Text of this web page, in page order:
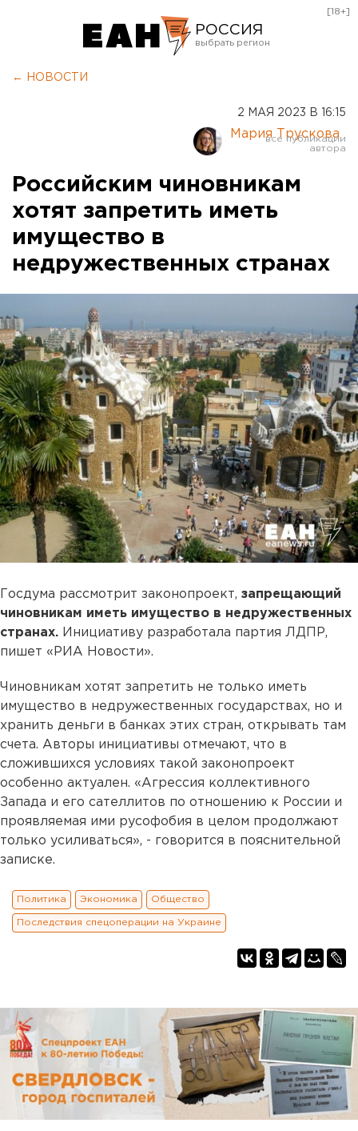
РОССИЯ
Курган
Оренбург
[18+]
← НОВОСТИ
2 МАЯ 2023 В 16:15
Мария Трускова
Российским чиновникам
хотят запретить иметь
имущество в
недружественных странах
Госдума рассмотрит законопроект, запрещающий
чиновникам иметь имущество в недружественных
странах. Инициативу разработала партия ЛДПР,
пишет «РИА Новости».
Чиновникам хотят запретить не только иметь
имущество в недружественных государствах, но и
хранить деньги в банках этих стран, открывать там
счета. Авторы инициативы отмечают, что в
сложившихся условиях такой законопроект
особенно актуален. «Агрессия коллективного
Запада и его сателлитов по отношению к России и
проявляемая ими русофобия в целом продолжают
только усиливаться», - говорится в пояснительной
записке.
Политика Экономика Общество
Последствия спецоперации на Украине